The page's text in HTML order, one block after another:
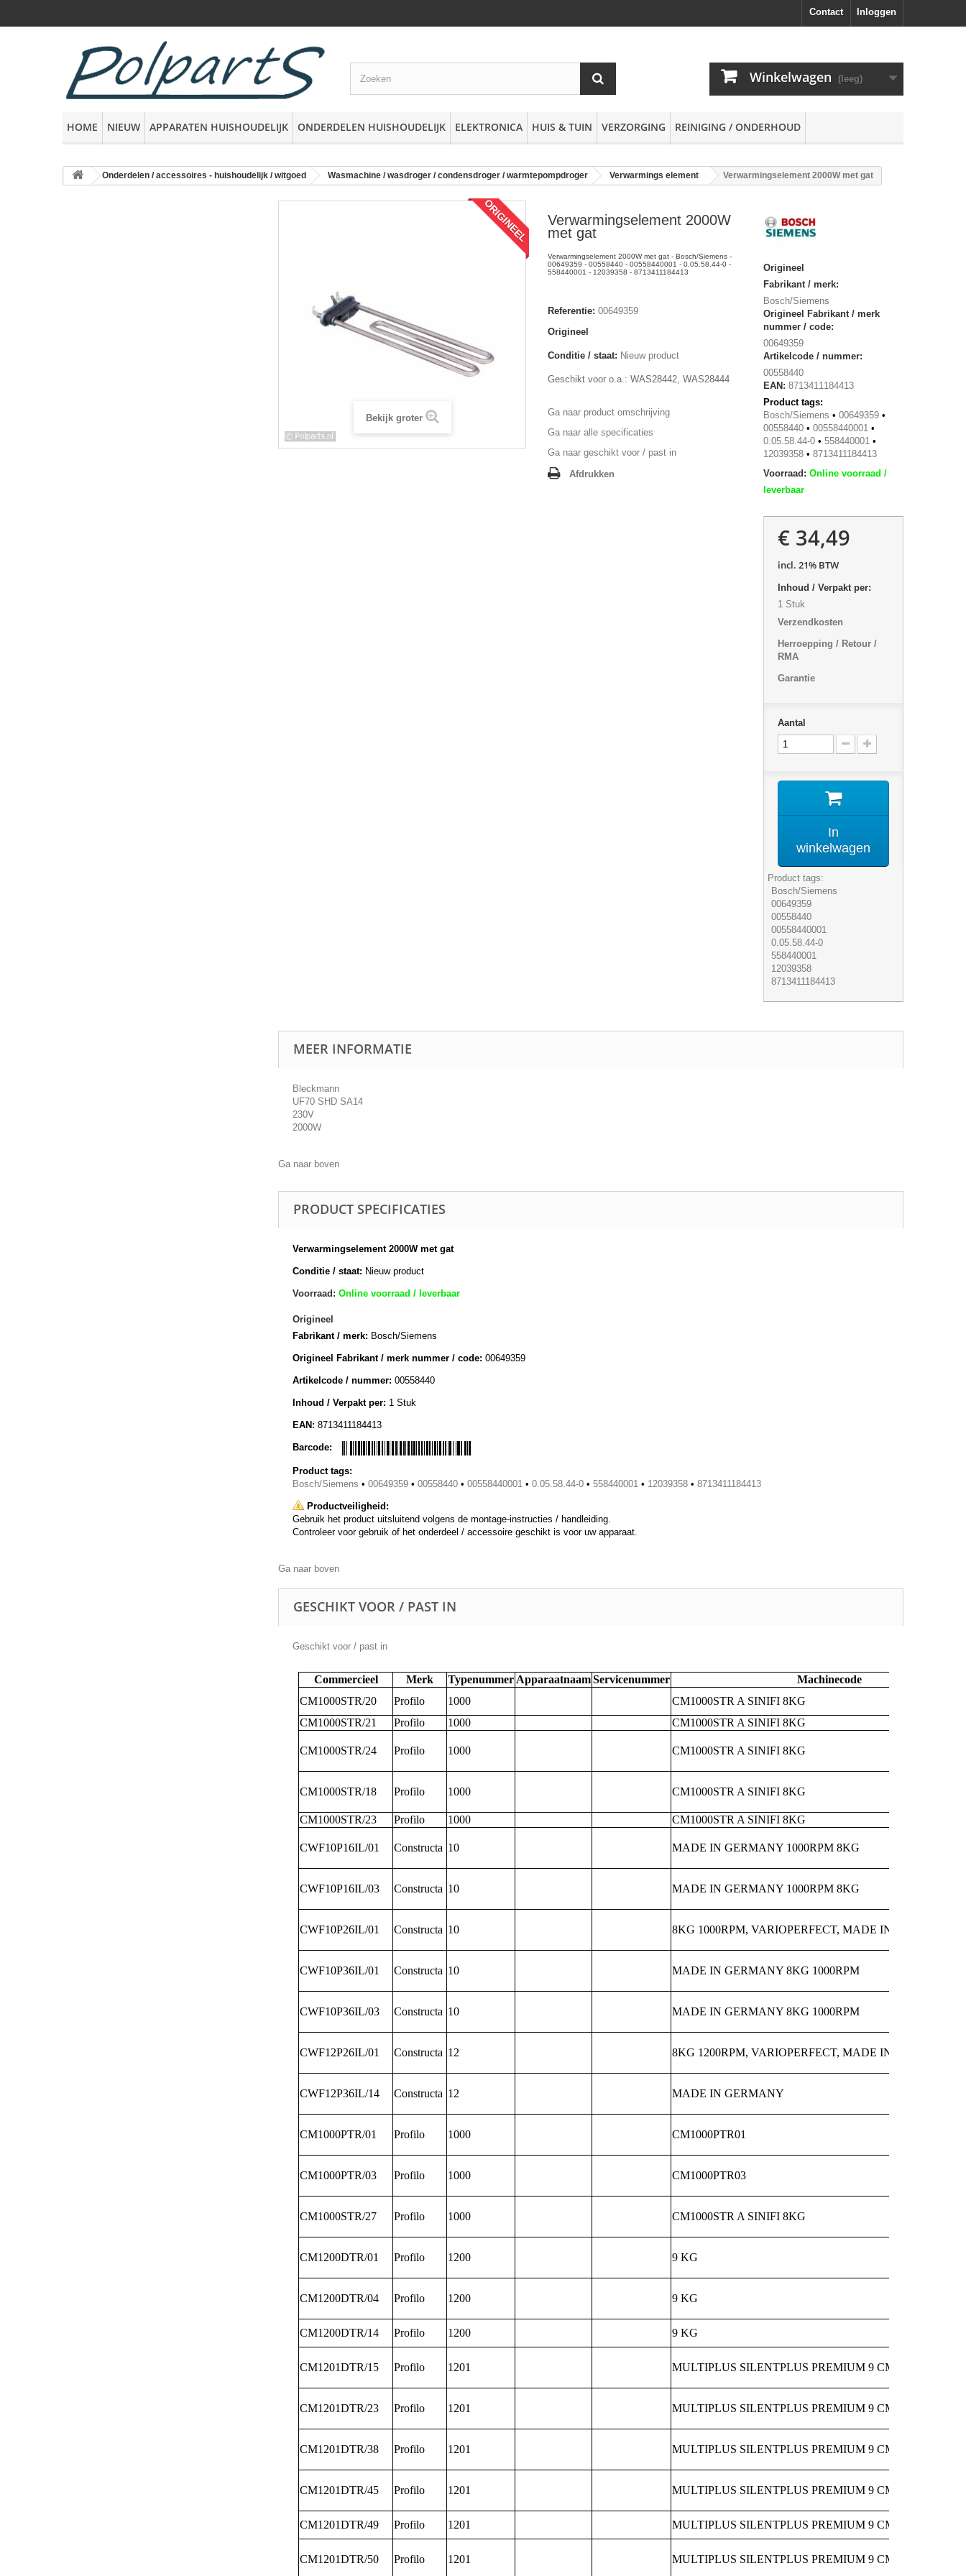
Inloggen
Contact
Winkelwagen (leeg)
HOME NIEUW APPARATEN HUISHOUDELIJK ONDERDELEN HUISHOUDELIJK ELEKTRONICA HUIS & TUIN VERZORGING REINIGING / ONDERHOUD
Onderdelen / accessoires - huishoudelijk / witgoed Wasmachine / wasdroger / condensdroger / warmtepompdroger Verwarmings element Verwarmingselement 2000W met gat
ORIGINEEL
Bekijk groter
Verwarmingselement 2000W
met gat
Verwarmingselement 2000W met gat - Bosch/Siemens -
00649359 - 00558440 - 00558440001 - 0.05.58.44-0 -
558440001 - 12039358 - 8713411184413
Referentie: 00649359
Origineel
Conditie / staat: Nieuw product
Geschikt voor o.a.: WAS28442, WAS28444
Ga naar product omschrijving
Ga naar alle specificaties
Ga naar geschikt voor / past in
Afdrukken
Origineel
Fabrikant / merk:
Bosch/Siemens
Origineel Fabrikant / merk
nummer / code:
00649359
Artikelcode / nummer:
00558440
EAN: 8713411184413
Product tags:
Bosch/Siemens • 00649359•
00558440• 00558440001 •
0.05.58.44-0• 558440001 •
12039358• 8713411184413
Voorraad: Online voorraad /
leverbaar
€ 34,49
incl. 21% BTW
Inhoud / Verpakt per:
1 Stuk
Verzendkosten
Herroepping / Retour /
RMA
Garantie
Aantal
In
winkelwagen
Product tags:
Bosch/Siemens
00649359
00558440
00558440001
0.05.58.44-0
558440001
12039358
8713411184413
MEER INFORMATIE
Bleckmann
UF70 SHD SA14
230V
2000W
Ga naar boven
PRODUCT SPECIFICATIES
Verwarmingselement 2000W met gat
Conditie / staat: Nieuw product
Voorraad: Online voorraad / leverbaar
Origineel
Fabrikant / merk: Bosch/Siemens
Origineel Fabrikant / merk nummer / code: 00649359
Artikelcode / nummer: 00558440
Inhoud / Verpakt per: 1 Stuk
EAN: 8713411184413
Barcode:
Product tags:
Bosch/Siemens • 00649359 • 00558440 • 00558440001 • 0.05.58.44-0 • 558440001 • 12039358 • 8713411184413
Productveiligheid:
Gebruik het product uitsluitend volgens de montage-instructies / handleiding.
Controleer voor gebruik of het onderdeel / accessoire geschikt is voor uw apparaat.
Ga naar boven
GESCHIKT VOOR / PAST IN
Geschikt voor / past in